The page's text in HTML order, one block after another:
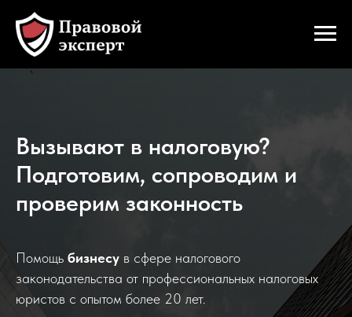
Вызывают в налоговую?
Подготовим, сопроводим и
проверим законность
Помощь бизнесу в сфере налогового
законодательства от профессиональных налоговых
юристов с опытом более 20 лет.